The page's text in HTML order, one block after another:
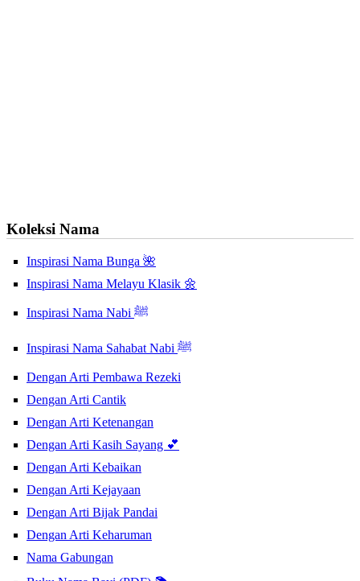
Koleksi Nama
Inspirasi Nama Bunga 🌺
Inspirasi Nama Melayu Klasik 🌼
Inspirasi Nama Nabi ﷺ
Inspirasi Nama Sahabat Nabi ﷺ
Dengan Arti Pembawa Rezeki
Dengan Arti Cantik
Dengan Arti Ketenangan
Dengan Arti Kasih Sayang 💕
Dengan Arti Kebaikan
Dengan Arti Kejayaan
Dengan Arti Bijak Pandai
Dengan Arti Keharuman
Nama Gabungan